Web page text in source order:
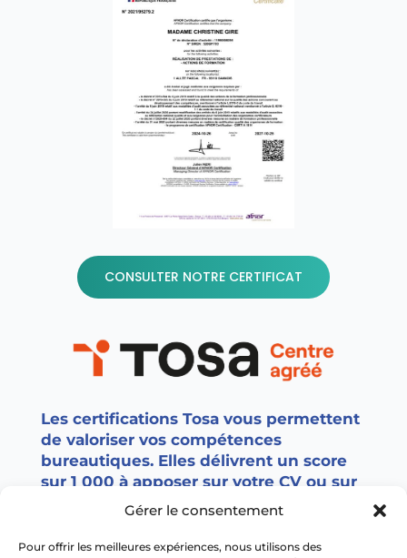
Gérer le consentement
Pour offrir les meilleures expériences, nous utilisons des
CONSULTER NOTRE CERTIFICAT
Les certifications Tosa vous permettent
de valoriser vos compétences
bureautiques. Elles délivrent un score
sur 1 000 à apposer sur votre CV ou sur
vos réseaux sociaux. Les certifications
entreprises, écoles et organismes de